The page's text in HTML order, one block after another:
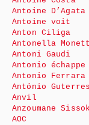
Antoine D’Agata
Antoine voit
Anton Ciliga
Antonella
Antoni Gaudi
Antonio échappe
Antonio Ferrara
António Guterres
Anvil
Anzoumane
AOC